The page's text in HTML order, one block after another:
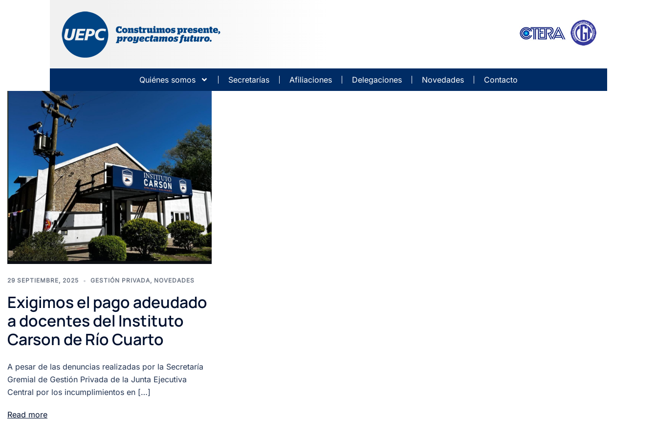
Quiénes somos Secretarías Afiliaciones Delegaciones Novedades Contacto
29 SEPTIEMBRE, 2025 GESTIÓN PRIVADA, NOVEDADES
Exigimos el pago adeudado
a docentes del Instituto
Carson de Río Cuarto
A pesar de las denuncias realizadas por la Secretaría
Gremial de Gestión Privada de la Junta Ejecutiva
Central por los incumplimientos en […]
Read more